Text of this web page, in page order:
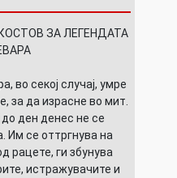
ЗА ЛЕГЕНДАТА
во секој случај, умре
за да израсне во мит.
до ден денес не се
Им се оттргнува на
рацете, ги збунува
истражувачите и